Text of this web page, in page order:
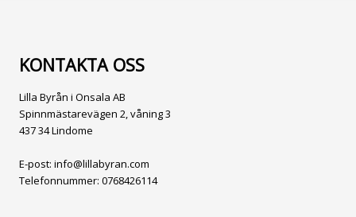
KONTAKTA OSS
Lilla Byrån i Onsala AB
Spinnmästarevägen 2, våning 3
437 34 Lindome
E-post: info@lillabyran.com
Telefonnummer: 0768426114